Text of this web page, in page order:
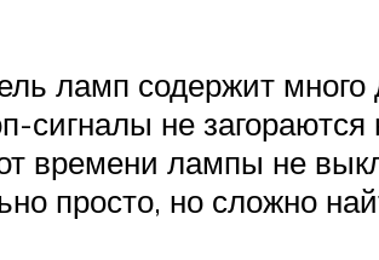
ламп содержит
сигналы не
времени лампы не
просто, но сложно